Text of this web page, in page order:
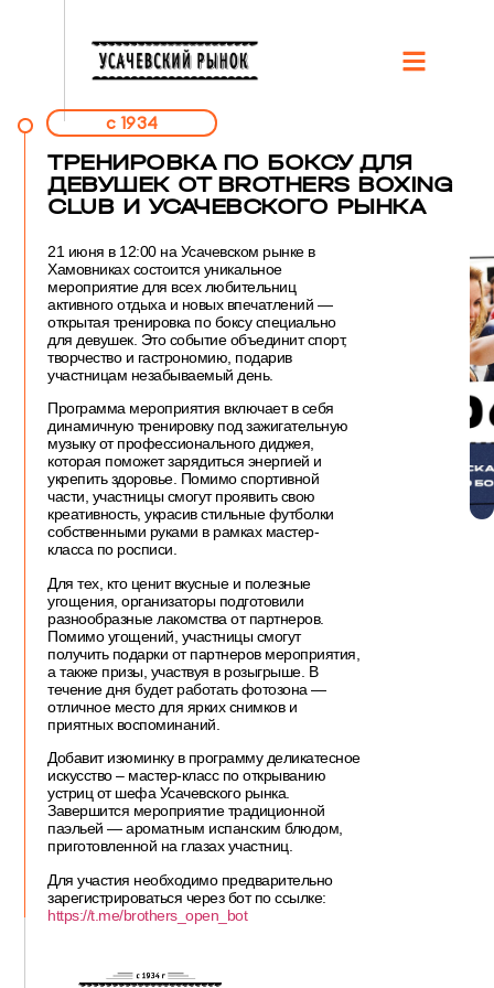
c 1934
ТРЕНИРОВКА ПО БОКСУ ДЛЯ
ДЕВУШЕК ОТ BROTHERS BOXING
CLUB И УСАЧЕВСКОГО РЫНКА
21 июня в 12:00 на Усачевском рынке в
Хамовниках состоится уникальное
мероприятие для всех любительниц
активного отдыха и новых впечатлений —
открытая тренировка по боксу специально
для девушек. Это событие объединит спорт,
творчество и гастрономию, подарив
участницам незабываемый день.
Программа мероприятия включает в себя
динамичную тренировку под зажигательную
музыку от профессионального диджея,
которая поможет зарядиться энергией и
укрепить здоровье. Помимо спортивной
части, участницы смогут проявить свою
креативность, украсив стильные футболки
собственными руками в рамках мастер-
класса по росписи.
Для тех, кто ценит вкусные и полезные
угощения, организаторы подготовили
разнообразные лакомства от партнеров.
Помимо угощений, участницы смогут
получить подарки от партнеров мероприятия,
а также призы, участвуя в розыгрыше. В
течение дня будет работать фотозона —
отличное место для ярких снимков и
приятных воспоминаний.
Добавит изюминку в программу деликатесное
искусство – мастер-класс по открыванию
устриц от шефа Усачевского рынка.
Завершится мероприятие традиционной
паэльей — ароматным испанским блюдом,
приготовленной на глазах участниц.
Для участия необходимо предварительно
зарегистрироваться через бот по ссылке:
https://t.me/brothers_open_bot